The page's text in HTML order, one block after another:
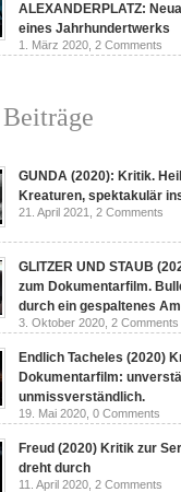
ALEXANDERPLATZ:
eines Jahrhundertwerks
1. März 2020, 2 Comments
GUNDA (2020): Kritik.
Kreaturen, spektakulär
21. April 2021, 2 Comments
GLITZER UND STAUB
zum Dokumentarfilm.
durch ein gespaltenes
3. Oktober 2020, 2 Comments
Endlich Tacheles (2020)
Dokumentarfilm:
unmissverständlich.
19. Mai 2020, 0 Comments
Freud (2020) Kritik zur
dreht durch
11. April 2020, 2 Comments